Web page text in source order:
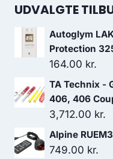
UDVALGTE
Autoglym
Protection
164.00 kr.
TA Technix -
406, 406
3,712.00 kr.
Alpine
749.00 kr.